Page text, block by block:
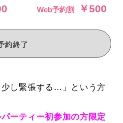
Web予約割
￥500
約終了
少し緊張する…」という方
ーティー初参加の方限定